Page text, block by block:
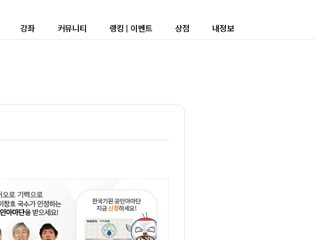
강좌 커뮤니티 랭킹 | 이벤트 상점 내정보